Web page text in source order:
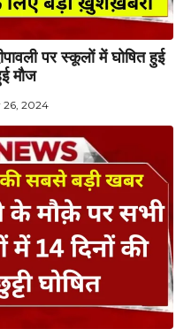
पर स्कूलों में घोषित हुई
मौज
26, 2024